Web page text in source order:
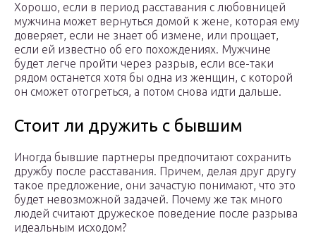
Хорошо, если в период расставания с любовницей
мужчина может вернуться домой к жене, которая ему
доверяет, если не знает об измене, или прощает,
если ей известно об его похождениях. Мужчине
будет легче пройти через разрыв, если все-таки
рядом останется хотя бы одна из женщин, с которой
он сможет отогреться, а потом снова идти дальше.
Стоит ли дружить с бывшим
Иногда бывшие партнеры предпочитают сохранить
дружбу после расставания. Причем, делая друг другу
такое предложение, они зачастую понимают, что это
будет невозможной задачей. Почему же так много
людей считают дружеское поведение после разрыва
идеальным исходом?